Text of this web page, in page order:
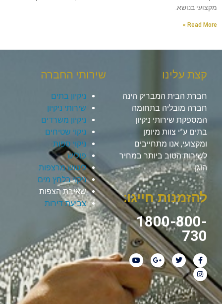
מקצועי בנושא.
Read More »
קצת עלינו
חברת הבית המבריק הינה
חברה מובליה בתחומה
המספקת שירותי ניקיון
בתים ע”י צוות מיומן
ומקצועי, אנו מתחייבים
לשירות הטוב ביותר במחיר
הוגן.
להזמנות חייגו:
1800-800-
730
שירותי החברה
ניקיון בתים
שירותי ניקיון
ניקיון משרדים
ניקוי שטיחים
ניקוי ספות
פוליש
ליטוש מרצפות
ניקוי בלחץ מים
שאיבת הצפות
צביעת דירות